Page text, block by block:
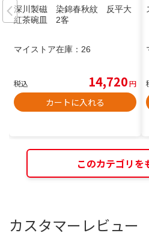
深川製磁 染錦春秋紋 反平大
紅茶碗皿 2客
マイストア在庫： 26
税込 14,720円
カートに入れる
このカテゴリを
カスタマーレビュー